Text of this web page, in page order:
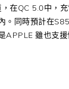
在QC 5.0中，
。同時預計在
APPLE 雖也支